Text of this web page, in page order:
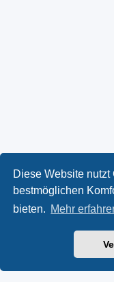
Diese Website
bestmöglichen
bieten. Mehr